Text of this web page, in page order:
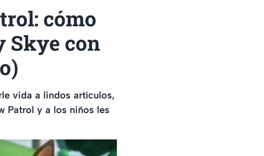
cómo
Skye con
vida a lindos artículos,
Patrol y a los niños les